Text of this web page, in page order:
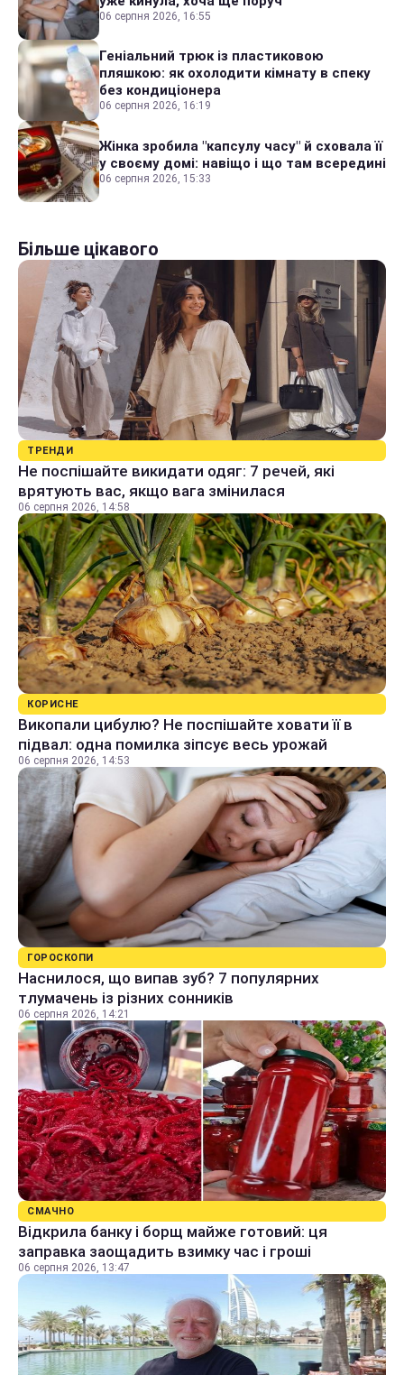
06 серпня 2026, 16:55
Геніальний трюк із пластиковою
пляшкою: як охолодити кімнату в спеку
без кондиціонера
06 серпня 2026, 16:19
Жінка зробила "капсулу часу" й сховала її
у своєму домі: навіщо і що там всередині
06 серпня 2026, 15:33
Більше цікавого
ТРЕНДИ
Не поспішайте викидати одяг: 7 речей, які
врятують вас, якщо вага змінилася
06 серпня 2026, 14:58
КОРИСНЕ
Викопали цибулю? Не поспішайте ховати її в
підвал: одна помилка зіпсує весь урожай
06 серпня 2026, 14:53
ГОРОСКОПИ
Наснилося, що випав зуб? 7 популярних
тлумачень із різних сонників
06 серпня 2026, 14:21
СМАЧНО
Відкрила банку і борщ майже готовий: ця
заправка заощадить взимку час і гроші
06 серпня 2026, 13:47